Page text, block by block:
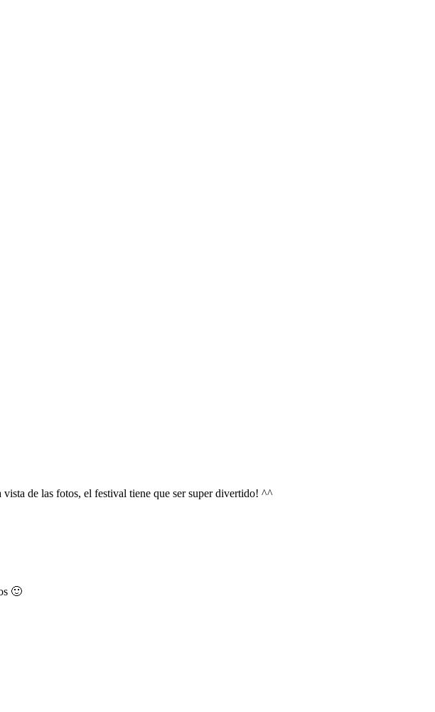
de las fotos, el festival tiene que ser super divertido! ^^
🙂